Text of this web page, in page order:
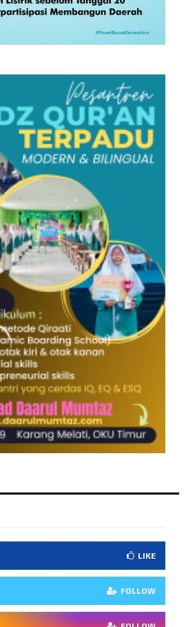
LIKE
FOLLOW